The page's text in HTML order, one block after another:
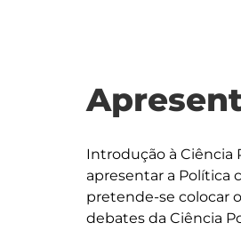
Introdução à
apresentar a Política
pretende-se colocar